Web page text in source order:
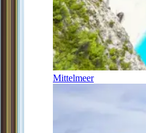
Mittelmeer